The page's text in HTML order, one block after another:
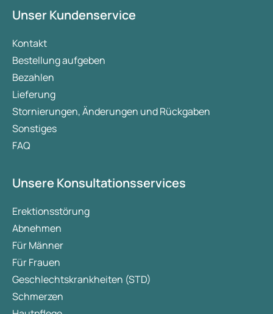
Unser Kundenservice
Kontakt
Bestellung aufgeben
Bezahlen
Lieferung
Stornierungen, Änderungen und Rückgaben
Sonstiges
FAQ
Unsere Konsultationsservices
Erektionsstörung
Abnehmen
Für Männer
Für Frauen
Geschlechtskrankheiten (STD)
Schmerzen